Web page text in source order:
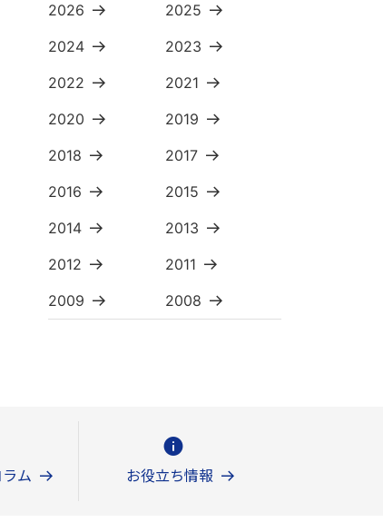
2026
2025
2024
2023
2022
2021
2020
2019
2018
2017
2016
2015
2014
2013
2012
2011
2009
2008
ム お役立ち情報